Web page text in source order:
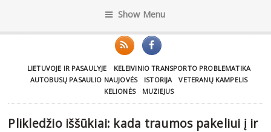
Show Menu
LIETUVOJE IR PASAULYJE
KELEIVINIO TRANSPORTO PROBLEMATIKA
AUTOBUSŲ PASAULIO NAUJOVĖS
ISTORIJA
VETERANŲ KAMPELIS
KELIONĖS
MUZIEJUS
Plikledžio iššūkiai: kada traumos pakeliui į ir